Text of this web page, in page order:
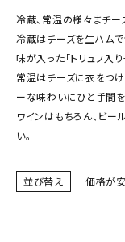
直営店
冷蔵、常温の様々まチー
冷蔵はチーズを生ハムで
味が入った「トリュフ入
常温はチーズに衣をつけ
ーな味わいにひと手間
ワインはもちろん、ビー
い。
並び替え 価格が